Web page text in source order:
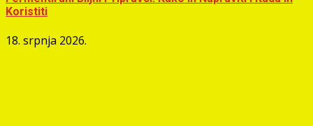
Koristiti
18. srpnja 2026.